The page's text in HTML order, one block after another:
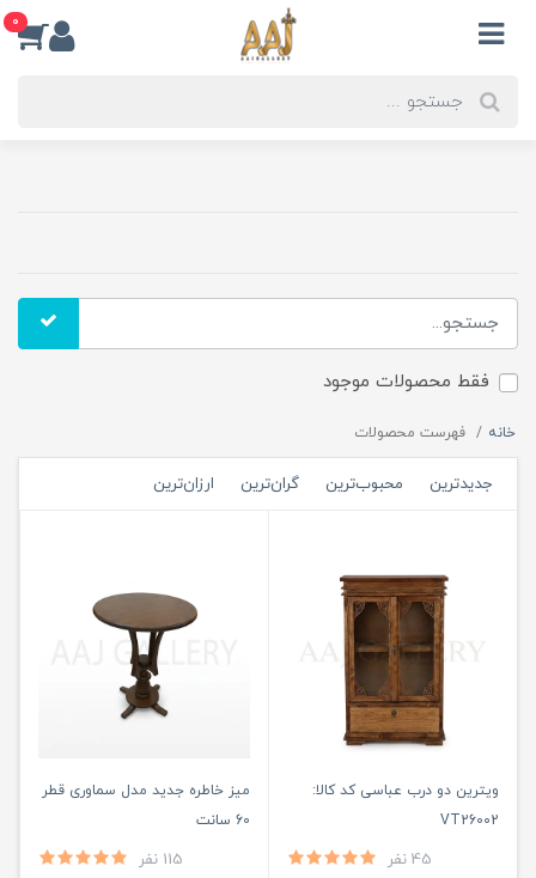
0
فقط محصولات موجود
خانه فهرست محصولات
جدیدترین محبوب‌ترین گران‌ترین ارزان‌ترین
ویترین دو درب عباسی کد کالا:
VT26002
45 نفر
میز خاطره جدید مدل سماوری قطر
60 سانت
115 نفر